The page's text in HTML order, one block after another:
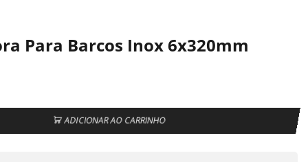
Para Barcos Inox 6x320mm
ADICIONAR AO CARRINHO